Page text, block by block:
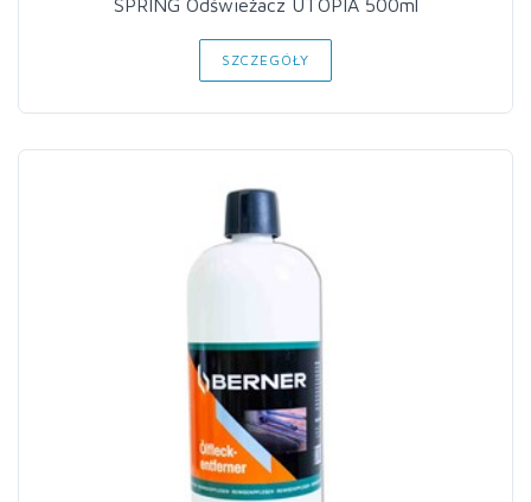
SPRING Odświeżacz UTOPIA 500ml
SZCZEGÓŁY